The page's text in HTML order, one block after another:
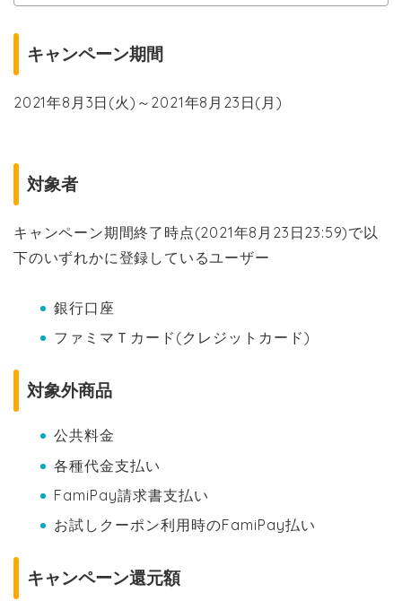
キャンペーン期間
2021年8月3日(火)～2021年8月23日(月)
対象者
キャンペーン期間終了時点(2021年8月23日23:59)で以
下のいずれかに登録しているユーザー
銀行口座
ファミマＴカード(クレジットカード)
対象外商品
公共料金
各種代金支払い
FamiPay請求書支払い
お試しクーポン利用時のFamiPay払い
キャンペーン還元額